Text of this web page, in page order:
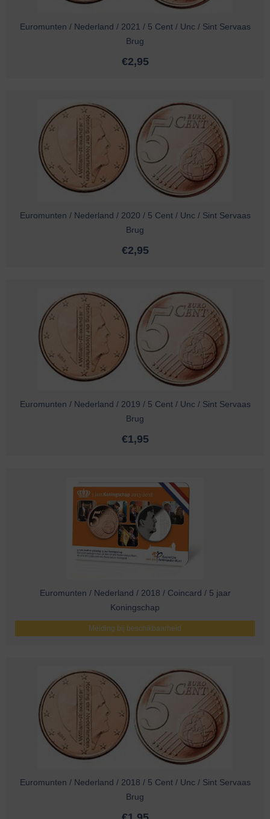
Euromunten / Nederland / 2021 / 5 Cent / Unc / Sint Servaas
Brug
€2,95
Euromunten / Nederland / 2020 / 5 Cent / Unc / Sint Servaas
Brug
€2,95
Euromunten / Nederland / 2019 / 5 Cent / Unc / Sint Servaas
Brug
€1,95
Euromunten / Nederland / 2018 / Coincard / 5 jaar
Koningschap
Melding bij beschikbaarheid
Euromunten / Nederland / 2018 / 5 Cent / Unc / Sint Servaas
Brug